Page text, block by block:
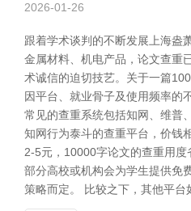
2026-01-26
跟着学术谈判的不断发展上海盎
金属材料、机电产品，论文查重
术诚信的迫切技艺。关于一篇
因平台、就业骨子及使用频率的
常见的查重系统包括知网、维普
知网行为泰斗的查重平台，价钱
2-5元，10000字论文的查重用度
部分高校或机构会为学生提供免
策略而定。 比较之下，其他平台